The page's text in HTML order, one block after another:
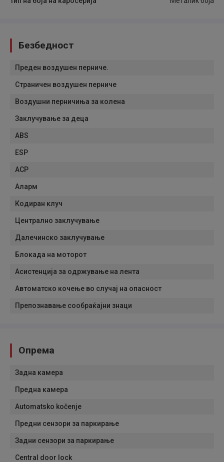
Безбедност
Преден воздушен перниче.
Страничен воздушен перниче
Воздушни перничиња за колена
Заклучување за деца
ABS
ESP
АСР
Аларм
Кодиран клуч
Централно заклучување
Далечинско заклучување
Блокада на моторот
Асистенција за одржување на лента
Автоматско кочење во случај на опасност
Препознавање сообраќајни знаци
Опрема
Задна камера
Предна камера
Automatsko kočenje
Предни сензори за паркирање
Задни сензори за паркирање
Central door lock